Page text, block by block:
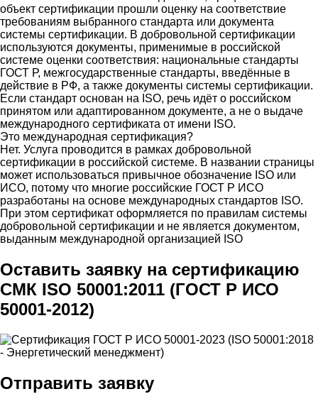
объект сертификации прошли оценку на соответствие
требованиям выбранного стандарта или документа
системы сертификации. В добровольной сертификации
используются документы, применимые в российской
системе оценки соответствия: национальные стандарты
ГОСТ Р, межгосударственные стандарты, введённые в
действие в РФ, а также документы системы сертификации.
Если стандарт основан на ISO, речь идёт о российском
принятом или адаптированном документе, а не о выдаче
международного сертификата от имени ISO.
Это международная сертификация?
Нет. Услуга проводится в рамках добровольной
сертификации в российской системе. В названии страницы
может использоваться привычное обозначение ISO или
ИСО, потому что многие российские ГОСТ Р ИСО
разработаны на основе международных стандартов ISO.
При этом сертификат оформляется по правилам системы
добровольной сертификации и не является документом,
выданным международной организацией ISO
Оставить заявку на сертификацию
СМК ISO 50001:2011 (ГОСТ Р ИСО
50001-2012)
Отправить заявку